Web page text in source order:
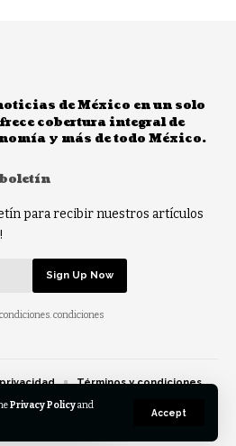
Privacy Policyand
Accept
de México en un solo
cobertura integral de
y más de todo México.
para recibir nuestros artículos
condiciones
Términos y condiciones
out preferences